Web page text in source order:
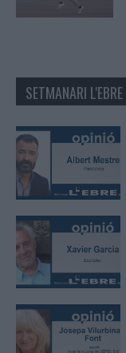
SETMANARI L'EBRE